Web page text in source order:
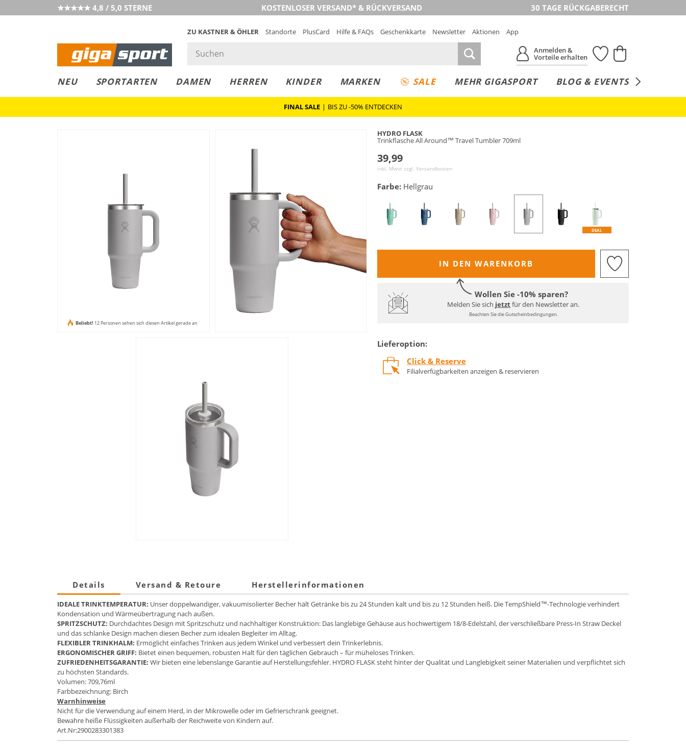
★★★★★ 4,8 / 5,0 STERNE KOSTENLOSER VERSAND* & RÜCKVERSAND 30 TAGE RÜCKGABERECHT
ZU KASTNER & ÖHLER Standorte PlusCard Hilfe & FAQs Geschenkkarte Newsletter Aktionen
App
Anmelden &
Vorteile erhalten
NEU SPORTARTEN DAMEN HERREN KINDER MARKEN SALE MEHR GIGASPORT BLOG & EVENTS
LEASING
COLLECT
RESERVE
FINAL SALE | BIS ZU -50% ENTDECKEN
Beliebt! 12 Personen sehen sich diesen Artikel gerade an
HYDRO FLASK
Trinkflasche All Around™ Travel Tumbler 709ml
39,99
inkl. Mwst zzgl. Versandkosten
Farbe: Hellgrau
DEAL
IN DEN WARENKORB
Wollen Sie -10% sparen?
Melden Sie sich jetztfür den Newsletter an.
Beachten Sie die Gutscheinbedingungen.
Lieferoption:
Click & Reserve
Filialverfügbarkeiten anzeigen & reservieren
Details Versand & Retoure Herstellerinformationen
IDEALE TRINKTEMPERATUR: Unser doppelwandiger, vakuumisolierter Becher hält Getränke bis zu 24 Stunden kalt und bis zu 12 Stunden heiß. Die TempShield™-Technologie verhindert
Kondensation und Wärmeübertragung nach außen.
SPRITZSCHUTZ: Durchdachtes Design mit Spritzschutz und nachhaltiger Konstruktion: Das langlebige Gehäuse aus hochwertigem 18/8-Edelstahl, der verschließbare Press-In Straw Deckel
und das schlanke Design machen diesen Becher zum idealen Begleiter im Alltag.
FLEXIBLER TRINKHALM: Ermöglicht einfaches Trinken aus jedem Winkel und verbessert dein Trinkerlebnis.
ERGONOMISCHER GRIFF: Bietet einen bequemen, robusten Halt für den täglichen Gebrauch – für müheloses Trinken.
ZUFRIEDENHEITSGARANTIE: Wir bieten eine lebenslange Garantie auf Herstellungsfehler. HYDRO FLASK steht hinter der Qualität und Langlebigkeit seiner Materialien und verpflichtet sich
zu höchsten Standards.
Volumen: 709,76ml
Farbbezeichnung: Birch
Warnhinweise
Nicht für die Verwendung auf einem Herd, in der Mikrowelle oder im Gefrierschrank geeignet.
Bewahre heiße Flüssigkeiten außerhalb der Reichweite von Kindern auf.
Art.Nr:2900283301383